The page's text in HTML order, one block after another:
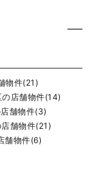
物件(21)
店舗物件(14)
舗物件(3)
舗物件(21)
舗物件(6)